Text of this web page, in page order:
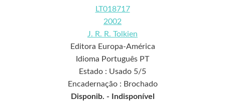
LT018717
2002
J. R. R. Tolkien
Editora Europa-América
Idioma Português PT
Estado : Usado 5/5
Encadernação : Brochado
Disponib. -
Indisponível